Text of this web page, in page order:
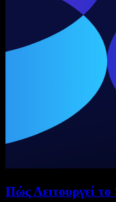
Πώς Λειτουργεί